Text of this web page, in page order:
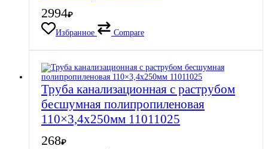
2994₽
Избранное
Compare
Труба канализационная с раструбом
бесшумная полипропиленовая
110×3,4х250мм 11011025
268₽